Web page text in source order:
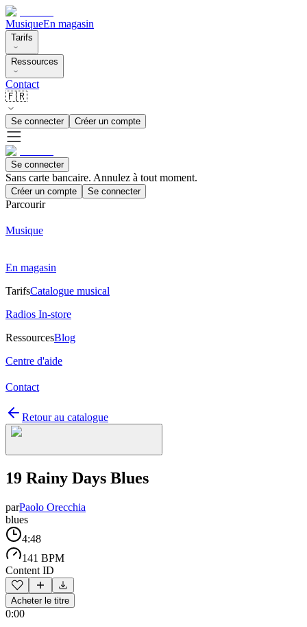
MusiqueEn magasin
Tarifs
Ressources
Contact
🇫🇷
Se connecter Créer un compte
Se connecter
Sans carte bancaire. Annulez à tout moment.
Créer un compte Se connecter
Parcourir
Musique
En magasin
TarifsCatalogue musical
Radios In-store
RessourcesBlog
Centre d'aide
Contact
Retour au catalogue
19 Rainy Days Blues
parPaolo Orecchia
blues
4:48
141 BPM
Content ID
Acheter le titre
0:00